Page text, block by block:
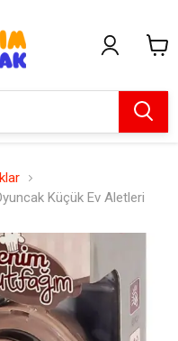
Küçük Ev Aletleri